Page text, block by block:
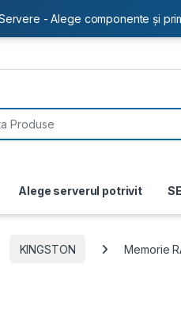
Alege serverul potrivit
KINGSTON Memorie
- Alege componente și